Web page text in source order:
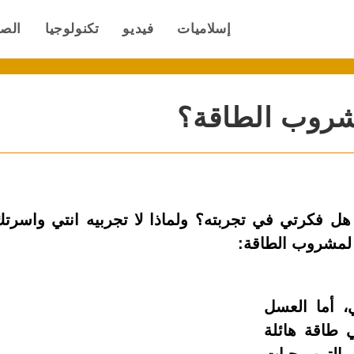
إسلاميات فيديو تكنولوجيا
الطاقة؟
فكرتي في تجربته؟ ولماذا لا تجربيه انتي
الطاقة:
أما العسل
طاقة هائلة